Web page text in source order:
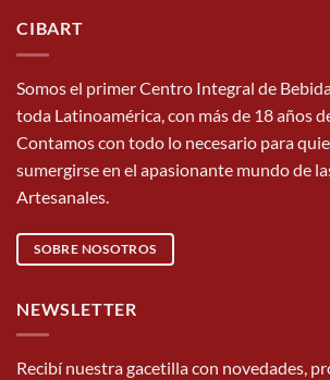
CIBART
Somos el primer Centro Integral de
toda Latinoamérica, con más de 18 años
Contamos con todo lo necesario para
sumergirse en el apasionante mundo de
Artesanales.
SOBRE NOSOTROS
NEWSLETTER
Recibí nuestra gacetilla con novedades,